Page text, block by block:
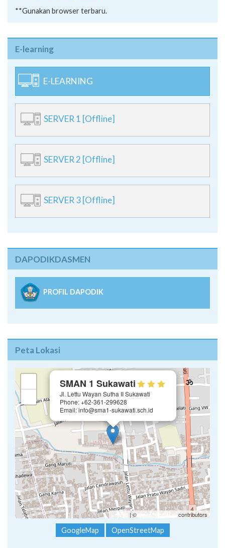
**Gunakan browser terbaru.
E-learning
E-LEARNING
SERVER 1 [Offline]
SERVER 2 [Offline]
SERVER 3 [Offline]
DAPODIKDASMEN
PROFIL DAPODIK
Peta Lokasi
SMAN 1 Sukawati
Jl. Lettu Wayan Sutha II Sukawati
Phone: +62-361-299628
Email: info@sma1-sukawati.sch.id
Leaflet | ©OpenStreetMap contributors
GoogleMap OpenStreetMap